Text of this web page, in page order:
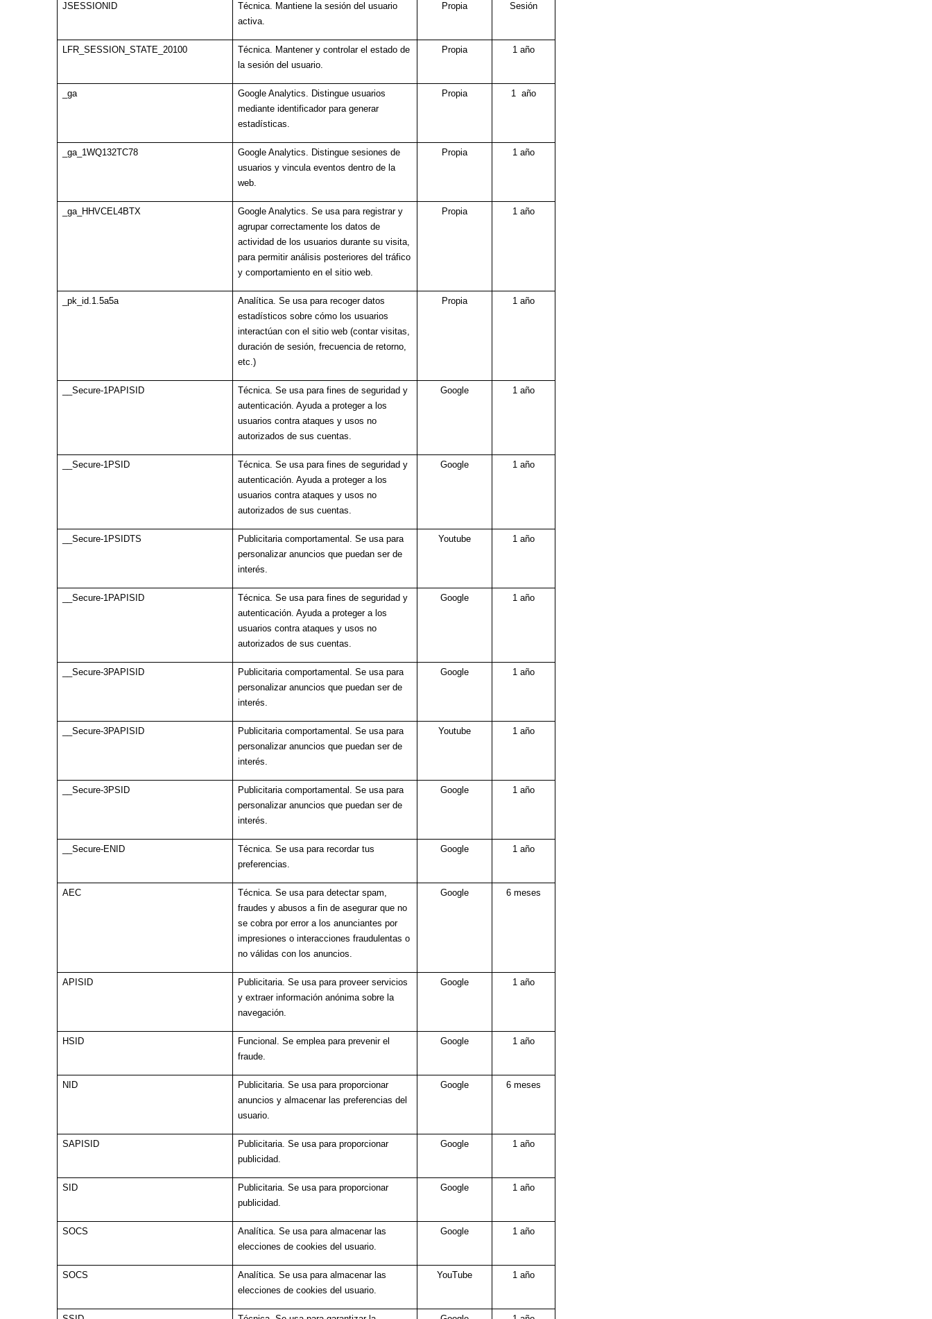
JSESSIONID
Técnica. Mantiene la sesión del usuario
activa.
Propia Sesión
LFR_SESSION_STATE_20100
Técnica. Mantener y controlar el estado de
la sesión del usuario.
Propia 1 año
_ga
Google Analytics. Distingue usuarios
mediante identificador para generar
estadísticas.
Propia 1 año
_ga_1WQ132TC78
Google Analytics. Distingue sesiones de
usuarios y vincula eventos dentro de la
web.
Propia 1 año
_ga_HHVCEL4BTX Google Analytics. Se usa para registrar y
agrupar correctamente los datos de
actividad de los usuarios durante su visita,
para permitir análisis posteriores del tráfico
y comportamiento en el sitio web.
Propia 1 año
_pk_id.1.5a5a
Analítica. Se usa para recoger datos
estadísticos sobre cómo los usuarios
interactúan con el sitio web (contar visitas,
duración de sesión, frecuencia de retorno,
etc.)
Propia 1 año
__Secure-1PAPISID
Técnica. Se usa para fines de seguridad y
autenticación. Ayuda a proteger a los
usuarios contra ataques y usos no
autorizados de sus cuentas.
Google 1 año
__Secure-1PSID
Técnica. Se usa para fines de seguridad y
autenticación. Ayuda a proteger a los
usuarios contra ataques y usos no
autorizados de sus cuentas.
Google 1 año
__Secure-1PSIDTS
Publicitaria comportamental. Se usa para
personalizar anuncios que puedan ser de
interés.
Youtube 1 año
__Secure-1PAPISID
Técnica. Se usa para fines de seguridad y
autenticación. Ayuda a proteger a los
usuarios contra ataques y usos no
autorizados de sus cuentas.
Google 1 año
__Secure-3PAPISID
Publicitaria comportamental. Se usa para
personalizar anuncios que puedan ser de
interés.
Google 1 año
__Secure-3PAPISID
Publicitaria comportamental. Se usa para
personalizar anuncios que puedan ser de
interés.
Youtube 1 año
__Secure-3PSID
Publicitaria comportamental. Se usa para
personalizar anuncios que puedan ser de
interés.
Google 1 año
__Secure-ENID
Técnica. Se usa para recordar tus
preferencias.
Google 1 año
AEC
Técnica. Se usa para detectar spam,
fraudes y abusos a fin de asegurar que no
se cobra por error a los anunciantes por
impresiones o interacciones fraudulentas o
no válidas con los anuncios.
Google 6 meses
APISID
Publicitaria. Se usa para proveer servicios
y extraer información anónima sobre la
navegación.
Google 1 año
HSID
Funcional. Se emplea para prevenir el
fraude.
Google 1 año
NID
Publicitaria. Se usa para proporcionar
anuncios y almacenar las preferencias del
usuario.
Google 6 meses
SAPISID
Publicitaria. Se usa para proporcionar
publicidad.
Google 1 año
SID
Publicitaria. Se usa para proporcionar
publicidad.
Google 1 año
SOCS
Analítica. Se usa para almacenar las
elecciones de cookies del usuario.
Google 1 año
SOCS
Analítica. Se usa para almacenar las
elecciones de cookies del usuario.
YouTube 1 año